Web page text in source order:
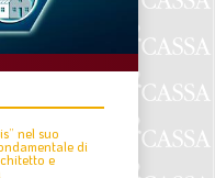
nel suo
di
e